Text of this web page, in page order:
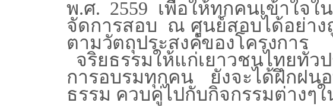
พ.ศ. 2559 เพื่อให้ทุกคนเข้าใจ
จัดการสอบ ณ ศูนย์สอบได้อย่าง
ตามวัตถุประสงค์ของโครงกา
จริยธรรมให้แก่เยาวชนไทยทั่
การอบรมทุกคน ยังจะได้ฝึก
ธรรม ควบคู่ไปกับกิจกรรมต่างๆ